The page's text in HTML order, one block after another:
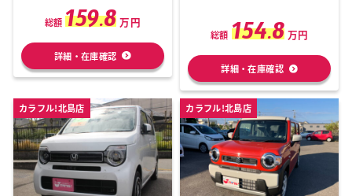
総額 159.8 万円
詳細・在庫確認
総額 154.8 万円
詳細・在庫確認
カラフル!北島店 カラフル!北島店